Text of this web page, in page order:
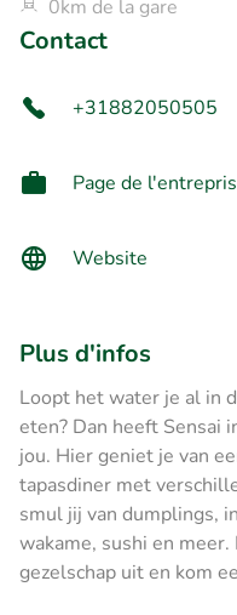
0km de la gare
Contact
+31882050505
Page de
Website
Plus d'infos
Loopt het water je al in
eten? Dan heeft Sensai
jou. Hier geniet je van
tapasdiner met
smul jij van dumplings,
wakame, sushi en
gezelschap uit en kom